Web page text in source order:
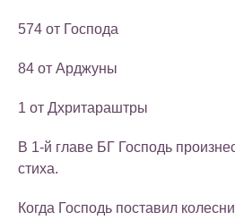
574 от Господа
84 от Арджуны
1 от Дхритараштры
В 1-й главе БГ Господь
стиха.
Когда Господь поставил